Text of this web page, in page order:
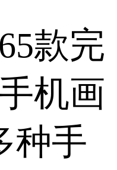
款完
机画
种手